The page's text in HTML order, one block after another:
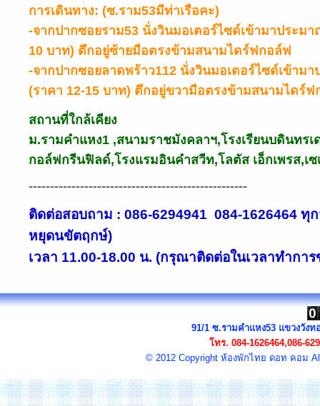
การเดินทาง: (ซ.ราม53มีท่าเรือคะ)
-จากปากซอยราม53 นั่งวินมอเตอร์ไซด์เข้ามาประม
10 บาท) ตึกอยู่ซ้ายมือตรงข้ามสนามไดร์ฟกอล์ฟ
-จากปากซอยลาดพร้าว112 นั่งวินมอเตอร์ไซด์เข้าม
(ราคา 12-15 บาท) ตึกอยู่ขวามือตรงข้ามสนามไดร์ฟ
สถานที่ใกล้เคียง
ม.รามคำแหง1 ,สนามราชมังคลาฯ,โรงเรียนบดินทร
กอล์ฟกรีนฟิลด์,โรงแรมอินคำสวีท,โลตัส เอ็กเพรส,เซ
---------------------------------------------------
ติดต่อสอบถาม : 086-6294941 084-1626464 ทุ
หยุดนขัตฤกษ์)
เวลา 11.00-18.00 น. (กรุณาติดต่อในเวลาทำกา
91/1 ซ.รามคำแหง53 แขวงวังท
โทร. 084-1626464,086-
© 2012 Copyright ห้องพักไทย ดอท คอม